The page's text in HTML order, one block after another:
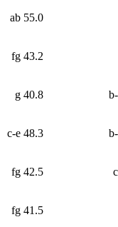
55.0 ab
43.2 fg
40.8 g
48.3 c-e
42.5 fg
41.5 fg